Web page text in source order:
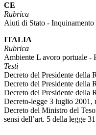
CE
Rubrica
Aiuti di Stato -
ITALIA
Rubrica
Ambiente L avoro portuale -
Testi
Decreto del Presidente della
Decreto del Presidente della
Decreto del Presidente della
Decreto-legge 3 luglio 2001,
Decreto del Ministro del
sensi dell’art. 5 della legge